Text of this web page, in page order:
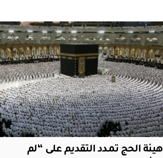
هيئة الحج تمدد التقديم على “لم